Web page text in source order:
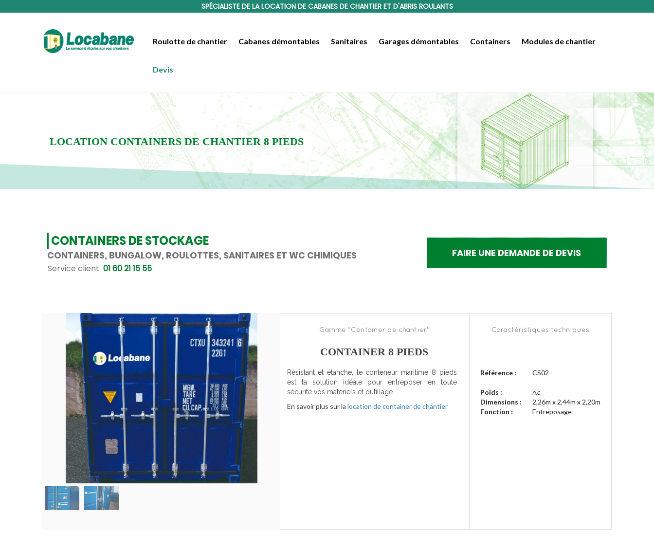
SPÉCIALISTE DE LA LOCATION DE CABANES DE CHANTIER ET D'ABRIS ROULANTS
Roulotte de chantier Cabanes démontables Sanitaires Garages démontables Containers Modules de chantier
Devis
LOCATION CONTAINERS DE CHANTIER 8 PIEDS
CONTAINERS DE STOCKAGE
CONTAINERS, BUNGALOW, ROULOTTES, SANITAIRES ET WC CHIMIQUES
Service client 01 60 21 15 55
FAIRE UNE DEMANDE DE DEVIS
Gamme "Container de chantier"
CONTAINER 8 PIEDS
Résistant et étanche, le conteneur maritime 8 pieds
est la solution idéale pour entreposer en toute
sécurité vos matériels et outillage.
En savoir plus sur la location de container de chantier
Caractéristiques techniques
Référence : CS02
Poids :
n.c
Dimensions :
2,26m x 2,44m x 2,20m
Fonction :
Entreposage